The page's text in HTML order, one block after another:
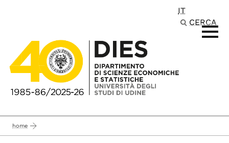
IT
CERCA
home